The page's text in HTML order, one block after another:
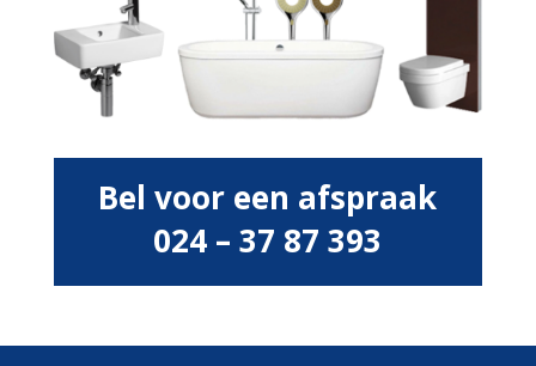
Bel voor een afspraak
024 – 37 87 393